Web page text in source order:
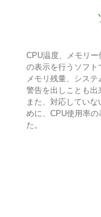
CPU温度、メモリ
の表示を行うソフト
メモリ残量、システ
警告を出しことも出
また、対応してい
めに、CPU使用率
た。